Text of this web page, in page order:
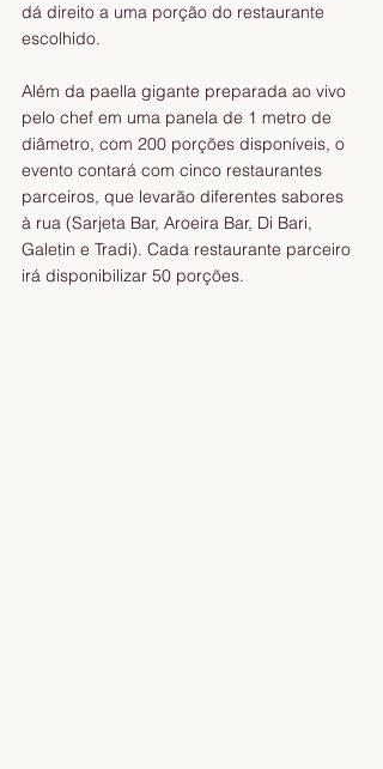
dá direito a uma porção do restaurante
escolhido.
Além da paella gigante preparada ao vivo
pelo chef em uma panela de 1 metro de
diâmetro, com 200 porções disponíveis, o
evento contará com cinco restaurantes
parceiros, que levarão diferentes sabores
à rua (Sarjeta Bar, Aroeira Bar, Di Bari,
Galetin e Tradi). Cada restaurante parceiro
irá disponibilizar 50 porções.